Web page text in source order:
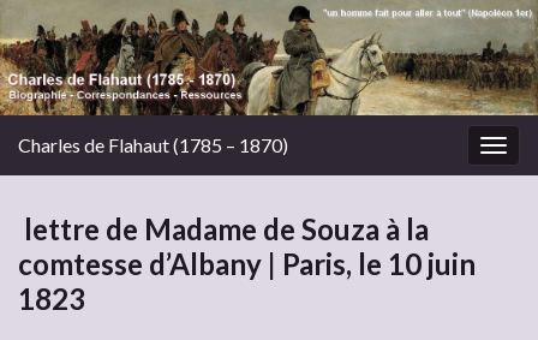
Charles de Flahaut (1785 – 1870)
lettre de Madame de Souza à la
comtesse d’Albany | Paris, le 10 juin
1823